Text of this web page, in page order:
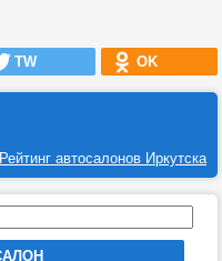
TW OK
Рейтинг автосалонов Иркутска